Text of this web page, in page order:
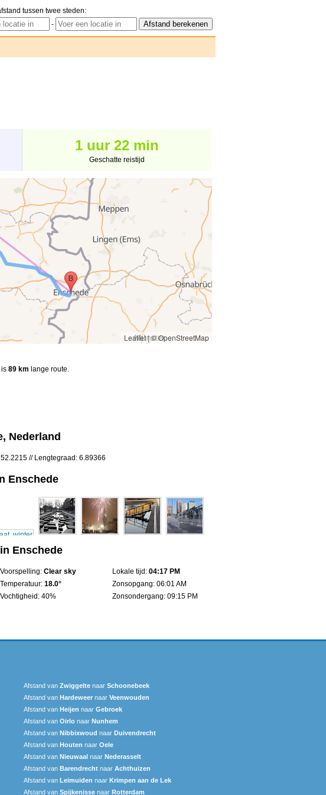
tussen twee steden:
-
1 uur 22 min
Geschatte reistijd
Leaflet|© OpenStreetMap
is 89 km lange route.
Nederland
// Lengtegraad: 6.89366
Enschede
Enschede
Voorspelling: Clear sky
Temperatuur: 18.0°
Vochtigheid: 40%
Lokale tijd: 04:17 PM
Zonsopgang: 06:01 AM
Zonsondergang: 09:15 PM
Afstand van Zwiggelte naar Schoonebeek
Afstand van Hardeweer naar Veenwouden
Afstand van Heijen naar Gebroek
Afstand van Oirlo naar Nunhem
Afstand van Nibbixwoud naar Duivendrecht
Afstand van Houten naar Oele
Afstand van Nieuwaal naar Nederasselt
Afstand van Barendrecht naar Achthuizen
Afstand van Leimuiden naar Krimpen aan de Lek
Afstand van Spijkenisse naar Rotterdam